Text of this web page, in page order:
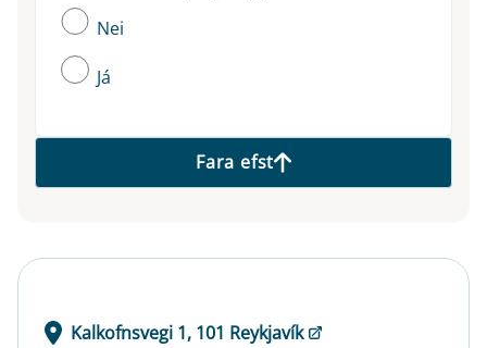
Nei
Já
Fara efst
Kalkofnsvegi 1, 101 Reykjavík